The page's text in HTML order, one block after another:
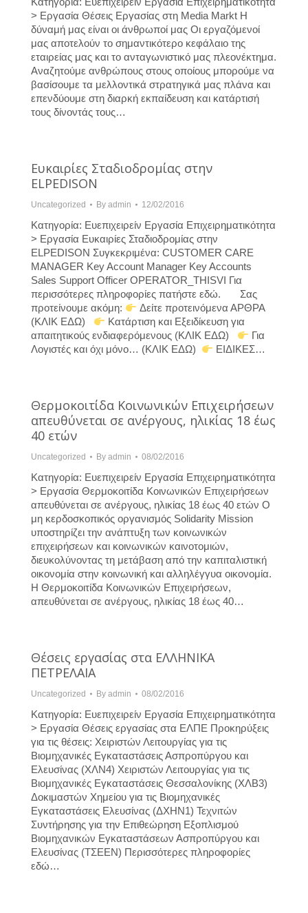
> Εργασία Θέσεις Εργασίας στη Media Markt Η
δύναμή μας είναι οι άνθρωποί μας Οι εργαζόμενοί
μας αποτελούν το σημαντικότερο κεφάλαιο της
εταιρείας μας και το ανταγωνιστικό μας πλεονέκτημα.
Αναζητούμε ανθρώπους στους οποίους μπορούμε να
βασίσουμε τα μελλοντικά στρατηγικά μας πλάνα και
επενδύουμε στη διαρκή εκπαίδευση και κατάρτισή
τους δίνοντάς τους…
Ευκαιρίες Σταδιοδρομίας στην
ELPEDISON
Uncategorized By admin 12/02/2016
Κατηγορία: Ευεπιχειρείν Εργασία Επιχειρηματικότητα
> Εργασία Ευκαιρίες Σταδιοδρομίας στην
ELPEDISON Συγκεκριμένα: CUSTOMER CARE
MANAGER Key Account Manager Key Accounts
Sales Support Officer OPERATOR_THISVI Για
περισσότερες πληροφορίες πατήστε εδώ. Σας
προτείνουμε ακόμη:
Δείτε προτεινόμενα ΑΡΘΡΑ
(ΚΛΙΚ ΕΔΩ)
Κατάρτιση και Εξειδίκευση για
απαιτητικούς ενδιαφερόμενους (ΚΛΙΚ ΕΔΩ)
Για
Λογιστές και όχι μόνο… (ΚΛΙΚ ΕΔΩ)
ΕΙΔΙΚΕΣ…
Θερμοκοιτίδα Κοινωνικών Επιχειρήσεων
απευθύνεται σε ανέργους, ηλικίας 18 έως
40 ετών
Uncategorized By admin 08/02/2016
Κατηγορία: Ευεπιχειρείν Εργασία Επιχειρηματικότητα
> Εργασία Θερμοκοιτίδα Κοινωνικών Επιχειρήσεων
απευθύνεται σε ανέργους, ηλικίας 18 έως 40 ετών Ο
μη κερδοσκοπικός οργανισμός Solidarity Mission
υποστηρίζει την ανάπτυξη των κοινωνικών
επιχειρήσεων και κοινωνικών καινοτομιών,
διευκολύνοντας τη μετάβαση από την καπιταλιστική
οικονομία στην κοινωνική και αλληλέγγυα οικονομία.
Η Θερμοκοιτίδα Κοινωνικών Επιχειρήσεων,
απευθύνεται σε ανέργους, ηλικίας 18 έως 40…
Θέσεις εργασίας στα ΕΛΛΗΝΙΚΑ
ΠΕΤΡΕΛΑΙΑ
Uncategorized By admin 08/02/2016
Κατηγορία: Ευεπιχειρείν Εργασία Επιχειρηματικότητα
> Εργασία Θέσεις εργασίας στα ΕΛΠΕ Προκηρύξεις
για τις θέσεις: Χειριστών Λειτουργίας για τις
Βιομηχανικές Εγκαταστάσεις Ασπροπύργου και
Ελευσίνας (ΧΛΝ4) Χειριστών Λειτουργίας για τις
Βιομηχανικές Εγκαταστάσεις Θεσσαλονίκης (ΧΛΒ3)
Δοκιμαστών Χημείου για τις Βιομηχανικές
Εγκαταστάσεις Ελευσίνας (ΔΧΗΝ1) Τεχνιτών
Συντήρησης για την Επιθεώρηση Εξοπλισμού
Βιομηχανικών Εγκαταστάσεων Ασπροπύργου και
Ελευσίνας (ΤΣΕΕΝ) Περισσότερες πληροφορίες
εδώ…